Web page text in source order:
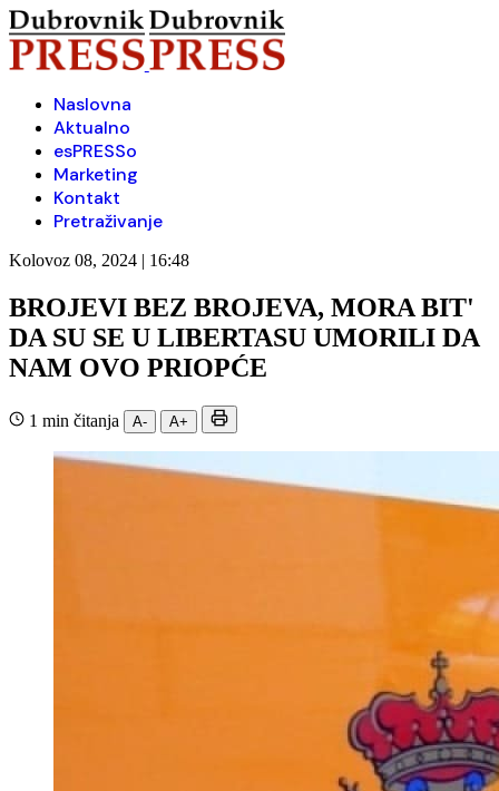
Naslovna
Aktualno
esPRESSo
Marketing
Kontakt
Pretraživanje
Kolovoz 08, 2024 | 16:48
BROJEVI BEZ BROJEVA, MORA BIT'
DA SU SE U LIBERTASU UMORILI DA
NAM OVO PRIOPĆE
1 min čitanja A- A+